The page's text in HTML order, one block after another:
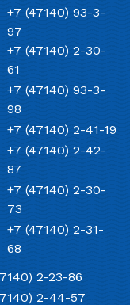
+7 (47140) 93-3-
97
+7 (47140) 2-30-
61
+7 (47140) 93-3-
98
+7 (47140) 2-41-19
+7 (47140) 2-42-
87
+7 (47140) 2-30-
73
+7 (47140) 2-31-
68
2-23-86
2-44-57